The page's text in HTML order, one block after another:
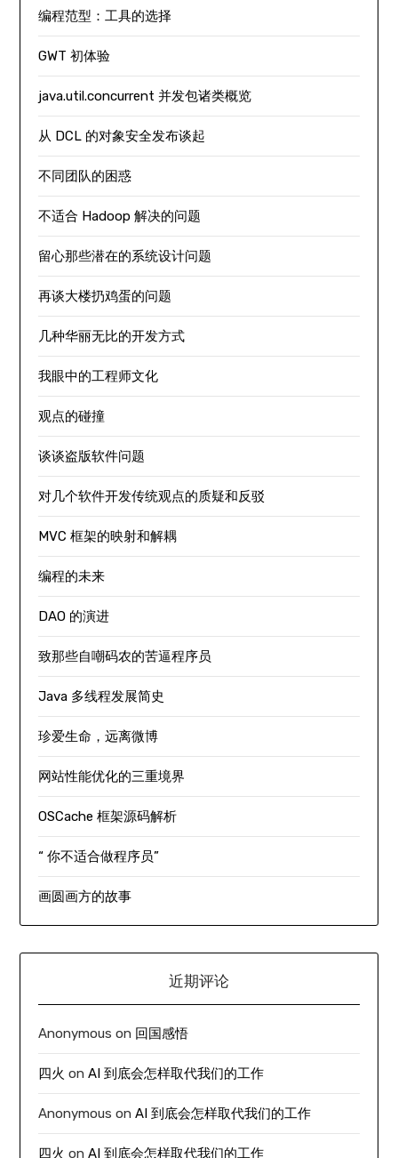
编程范型：工具的选择
GWT 初体验
java.util.concurrent 并发包诸类概览
从 DCL 的对象安全发布谈起
不同团队的困惑
不适合 Hadoop 解决的问题
留心那些潜在的系统设计问题
再谈大楼扔鸡蛋的问题
几种华丽无比的开发方式
我眼中的工程师文化
观点的碰撞
谈谈盗版软件问题
对几个软件开发传统观点的质疑和反驳
MVC 框架的映射和解耦
编程的未来
DAO 的演进
致那些自嘲码农的苦逼程序员
Java 多线程发展简史
珍爱生命，远离微博
网站性能优化的三重境界
OSCache 框架源码解析
“ 你不适合做程序员”
画圆画方的故事
近期评论
Anonymous on 回国感悟
四火 onAI 到底会怎样取代我们的工作
Anonymous onAI 到底会怎样取代我们的工作
四火 onAI 到底会怎样取代我们的工作